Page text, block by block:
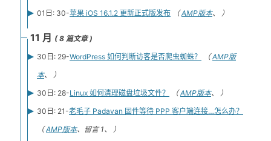
01日: 30-苹果 iOS 16.1.2 更新正式版发布 （AMP版本、 ）
11 月 ( 8 篇文章 )
30日: 29-WordPress 如何判断访客是否爬虫蜘蛛？ （AMP版
本、 ）
30日: 28-Linux 如何清理磁盘垃圾文件？ （AMP版本、 ）
30日: 21-老毛子 Padavan 固件等待 PPP 客户端连接…怎么办？
（AMP版本、留言 1、 ）